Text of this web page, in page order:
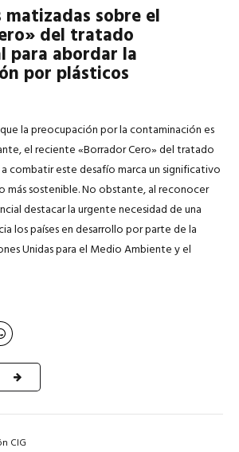
sobre el
del tratado
para abordar la
por plásticos
la preocupación por la contaminación es
el reciente «Borrador Cero» del tratado
combatir este desafío marca un significativo
más sostenible. No obstante, al reconocer
destacar la urgente necesidad de una
los países en desarrollo por parte de la
Unidas para el Medio Ambiente y el
CIG